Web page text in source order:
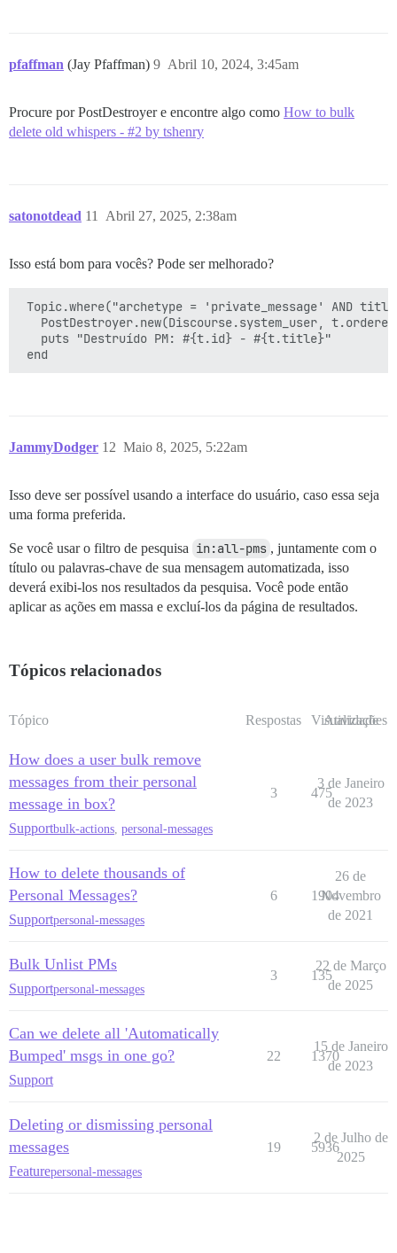
pfaffman (Jay Pfaffman) Abril 10, 2024, 3:45am
9
Procure por PostDestroyer e encontre algo como How to bulk
delete old whispers - #2 by tshenry
satonotdead Abril 27, 2025, 2:38am
11
Isso está bom para vocês? Pode ser melhorado?
Topic.where("archetype = 'private_message' AND
PostDestroyer.new(Discourse.system_user,
   puts "Destruído PM: #{t.id} - #{t.title}"
JammyDodger Maio 8, 2025, 5:22am
12
Isso deve ser possível usando a interface do usuário, caso essa seja
uma forma preferida.
Se você usar o filtro de pesquisa in:all-pms , juntamente com o
título ou palavras-chave de sua mensagem automatizada, isso
deverá exibi-los nos resultados da pesquisa. Você pode então
aplicar as ações em massa e excluí-los da página de resultados.
Tópicos relacionados
Tópico Respostas Visualizações
Atividade
How does a user bulk remove
messages from their personal
message in box?
Supportbulk-actions personal-messages
3 475
3 de Janeiro
de 2023
How to delete thousands of
Personal Messages?
Supportpersonal-messages
6 1904
26 de
Novembro
de 2021
Bulk Unlist PMs
Supportpersonal-messages
3 135
22 de Março
de 2025
Can we delete all 'Automatically
Bumped' msgs in one go?
Support
22 1370
15 de Janeiro
de 2023
Deleting or dismissing personal
messages
Featurepersonal-messages
19 5936
2 de Julho de
2025